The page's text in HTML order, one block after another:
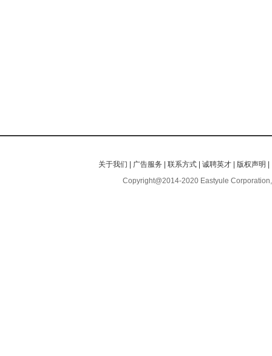
关于我们 广告服务 |联系方式 |诚聘英才 版权声明
Copyright@2014-2020 Eastyule